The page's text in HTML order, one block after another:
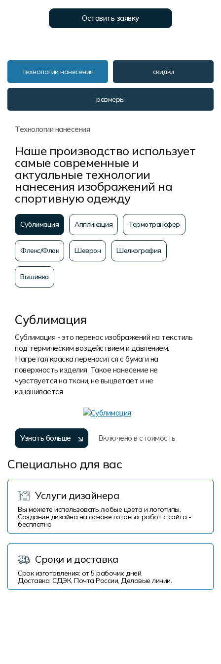
Оставить заявку
технологии нанесения скидки
размеры
Технологии нанесения
Наше производство использует
самые современные и
актуальные технологии
нанесения изображений на
спортивную одежду
Сублимация Аппликация Термотрансфер
Флекс/Флок Шеврон Шелкография
Вышивка
Сублимация
Сублимация - это перенос изображений на текстиль
под термическим воздействием и давлением.
Нагретая краска переносится с бумаги на
поверхность изделия. Такое нанесение не
чувствуется на ткани, не выцветает и не
изнашивается
Узнать больше Включено в стоимость
Специально для вас
Услуги дизайнера
Вы можете использовать любые цвета и логотипы.
Создание дизайна на основе готовых работ с сайта -
бесплатно
Сроки и доставка
Срок изготовления: от 5 рабочих дней.
Доставка: СДЭК, Почта России, Деловые линии.
Форма в наличии
Распродажа
Реквизиты
Система скидок и наценок
Пользовательское соглашение